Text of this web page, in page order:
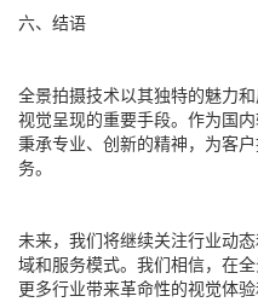
六、结语
全景拍摄技术以其独特的魅力
视觉呈现的重要手段。作为国
秉承专业、创新的精神，为客
务。
未来，我们将继续关注行业动
域和服务模式。我们相信，在
更多行业带来革命性的视觉体验